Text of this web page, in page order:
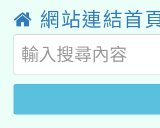
薪期間赴陸
轉知經濟部
業技術研究
用水績優單
動」
115年8月
桃園市孔廟
開 智慧啟
2026年桃
網站連結首